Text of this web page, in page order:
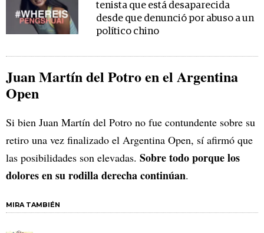
tenista que está desaparecida
desde que denunció por abuso a un
político chino
Juan Martín del Potro en el Argentina
Open
Si bien Juan Martín del Potro no fue contundente sobre su
retiro una vez finalizado el Argentina Open, sí afirmó que
las posibilidades son elevadas. Sobre todo porque los
dolores en su rodilla derecha continúan.
MIRA TAMBIÉN